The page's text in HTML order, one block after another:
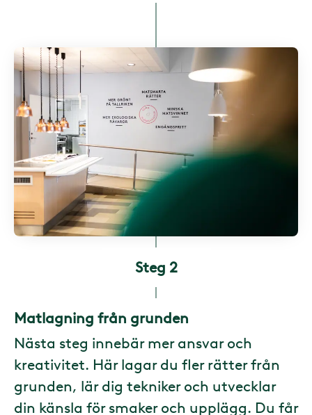
Steg 2
Matlagning från grunden
Nästa steg innebär mer ansvar och
kreativitet. Här lagar du fler rätter från
grunden, lär dig tekniker och utvecklar
din känsla för smaker och upplägg. Du får